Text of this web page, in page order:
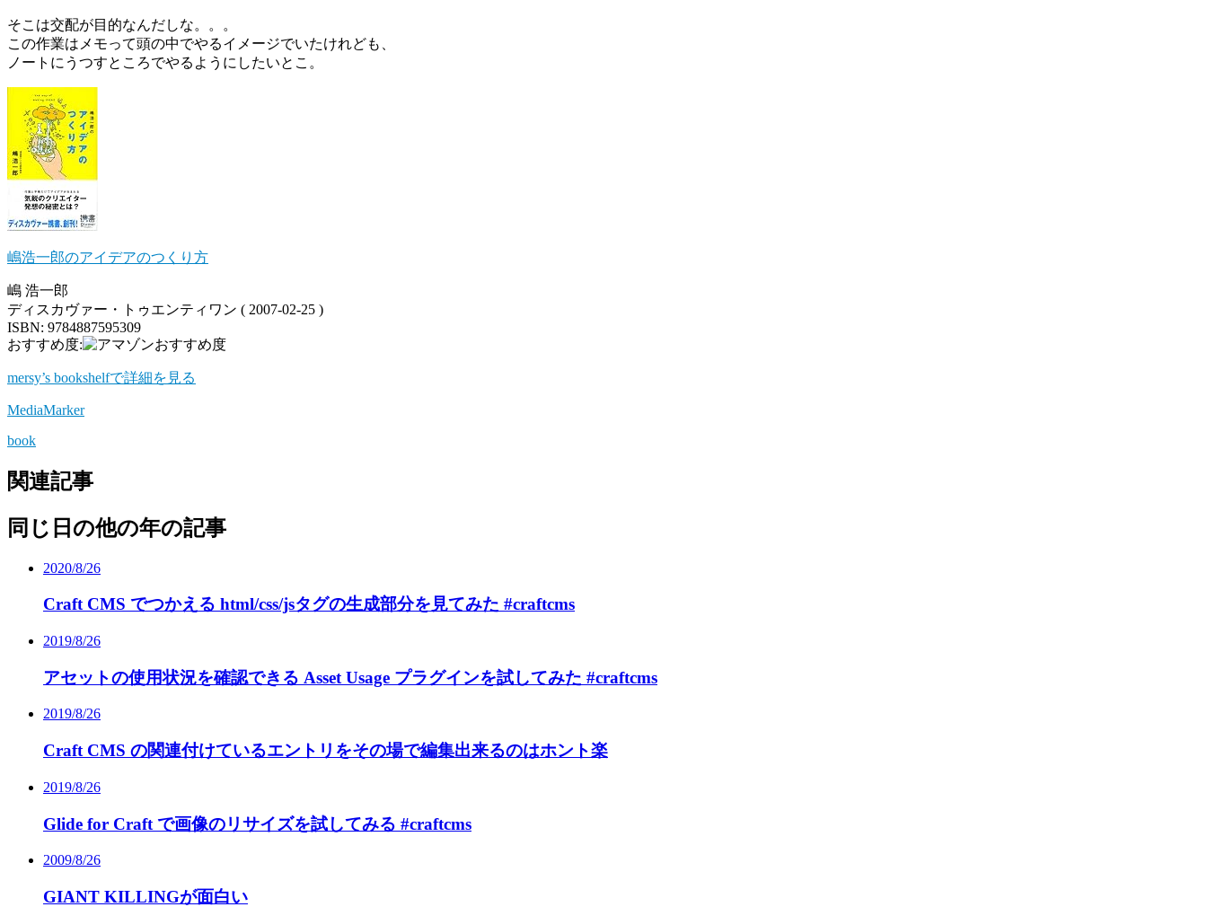
そこは交配が目的なんだしな。。。
この作業はメモって頭の中でやるイメージでいたけれども、
ノートにうつすところでやるようにしたいとこ。
嶋浩一郎のアイデアのつくり方
嶋 浩一郎
ディスカヴァー・トゥエンティワン ( 2007-02-25 )
ISBN: 9784887595309
おすすめ度:
mersy’s bookshelfで詳細を見る
MediaMarker
book
関連記事
同じ日の他の年の記事
2020/8/26
Craft CMS でつかえる html/css/jsタグの生成部分を見てみた #craftcms
2019/8/26
アセットの使用状況を確認できる Asset Usage プラグインを試してみた #craftcms
2019/8/26
Craft CMS の関連付けているエントリをその場で編集出来るのはホント楽
2019/8/26
Glide for Craft で画像のリサイズを試してみる #craftcms
2009/8/26
GIANT KILLINGが面白い